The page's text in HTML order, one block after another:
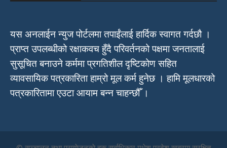
यस अनलाईन न्युज पोर्टलमा तपाईंलाई हार्दिक स्वागत गर्दछौ ।
प्राप्त उपलब्धीको रक्षाकवच हुँदै परिवर्तनको पक्षमा जनतालाई
सुसूचित बनाउने कर्ममा प्रगतिशील दृष्टिकोण सहित
व्यावसायिक पत्रकारिता हाम्रो मूल कर्म हुनेछ । हामि मूलधारको
पत्रकारितामा एउटा आयाम बन्न चाहन्छौँ ।